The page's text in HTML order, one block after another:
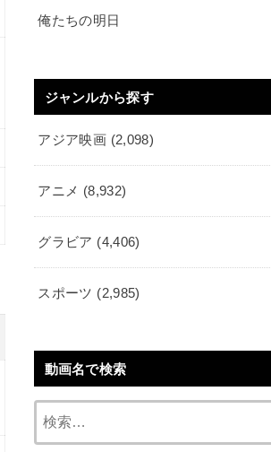
俺たちの明日
ジャンルから探す
アジア映画 (2,098)
アニメ (8,932)
グラビア (4,406)
スポーツ (2,985)
動画名で検索